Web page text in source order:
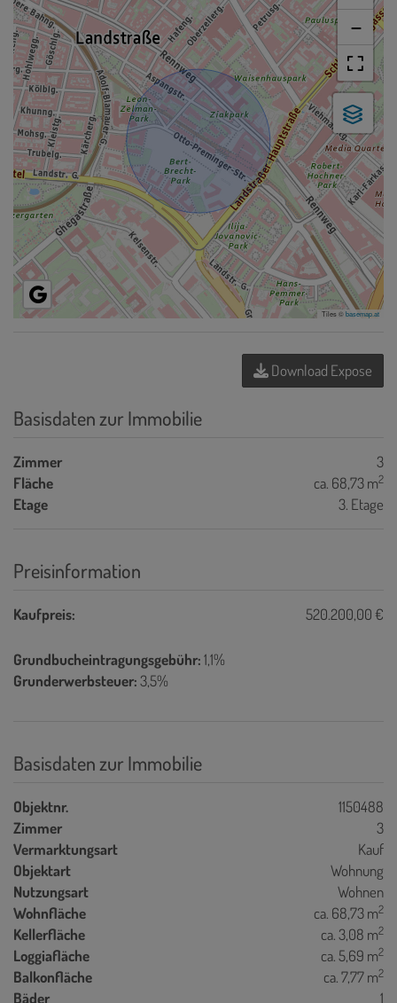
−
Tiles ©basemap.at
Download Expose
Basisdaten zur Immobilie
Zimmer
3
Fläche
ca. 68,73 m2
Etage 3. Etage
Preisinformation
Kaufpreis: 520.200,00 €
Grundbucheintragungsgebühr:1,1%
Grunderwerbsteuer:3,5%
Basisdaten zur Immobilie
Objektnr.
1150488
Zimmer
3
Vermarktungsart
Kauf
Objektart
Wohnung
Nutzungsart
Wohnen
Wohnfläche
ca. 68,73 m2
Kellerfläche ca. 3,08 m2
Loggiafläche ca. 5,69 m2
Balkonfläche ca. 7,77 m2
Bäder
1